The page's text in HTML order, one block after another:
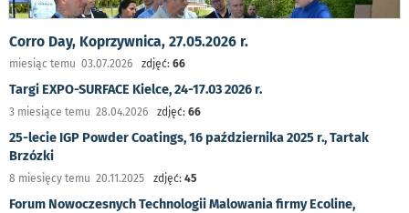
Corro Day, Koprzywnica, 27.05.2026 r.
miesiąc temu 03.07.2026 zdjęć: 66
Targi EXPO-SURFACE Kielce, 24-17.03 2026 r.
3 miesiące temu 28.04.2026 zdjęć: 66
25-lecie IGP Powder Coatings, 16 października 2025 r., Tartak
Brzózki
8 miesięcy temu 20.11.2025 zdjęć: 45
Forum Nowoczesnych Technologii Malowania firmy Ecoline,